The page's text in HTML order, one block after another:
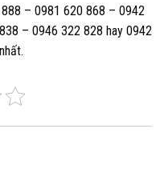
– 0981 620 868 – 0942
– 0946 322 828 hay 0942